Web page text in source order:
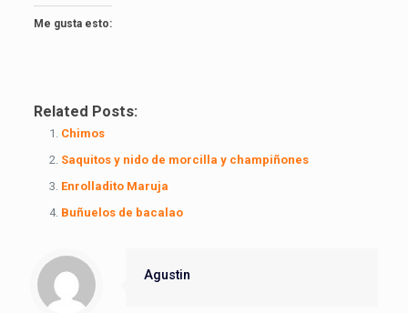
Me gusta esto:
Related Posts:
Chimos
Saquitos y nido de morcilla y champiñones
Enrolladito Maruja
Buñuelos de bacalao
Agustin